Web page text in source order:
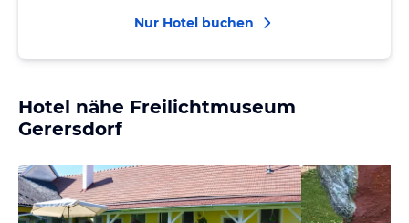
Nur Hotel buchen
Hotel nähe Freilichtmuseum
Gerersdorf